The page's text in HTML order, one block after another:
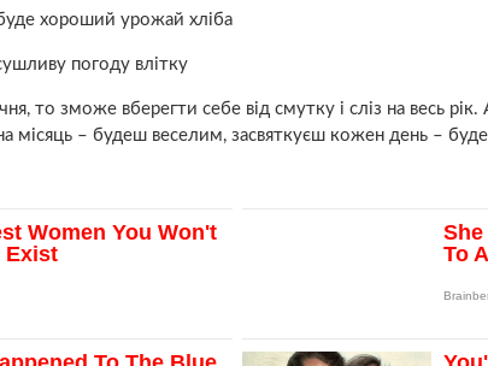
хороший урожай хліба
погоду влітку
то зможе вберегти себе від смутку і сліз на весь
місяць – будеш веселим, засвяткуєш кожен день –